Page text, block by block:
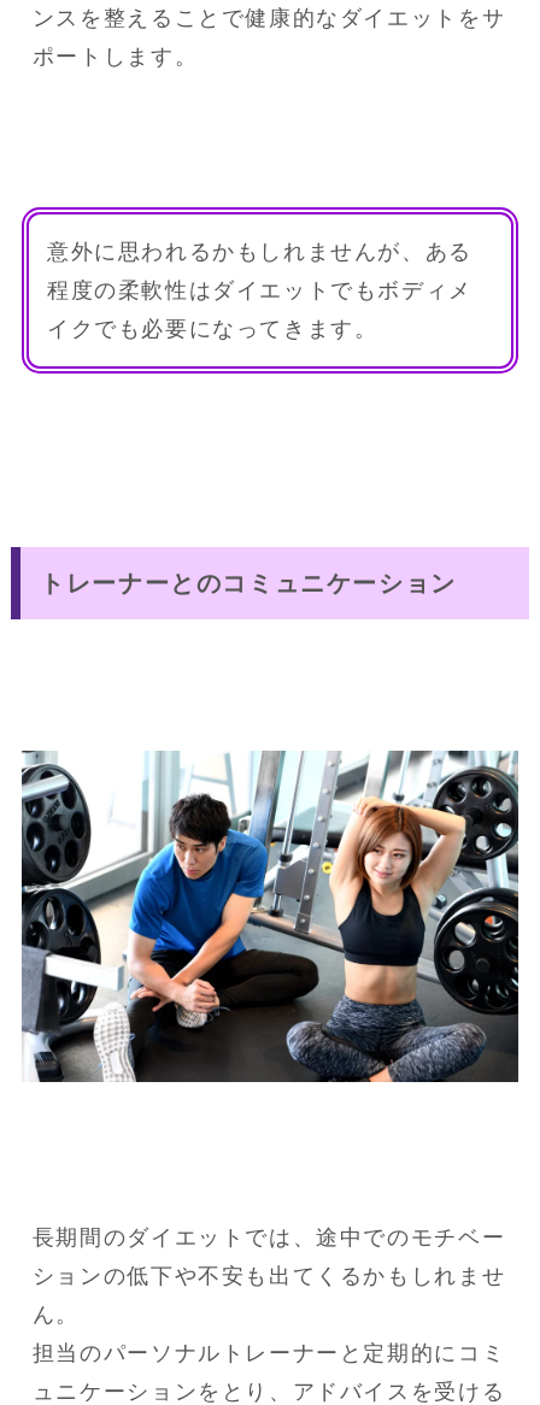
ンスを整えることで健康的なダイエットをサ
ポートします。
意外に思われるかもしれませんが、ある
程度の柔軟性はダイエットでもボディメ
イクでも必要になってきます。
トレーナーとのコミュニケーション
長期間のダイエットでは、途中でのモチベー
ションの低下や不安も出てくるかもしれませ
ん。
担当のパーソナルトレーナーと定期的にコミ
ュニケーションをとり、アドバイスを受ける